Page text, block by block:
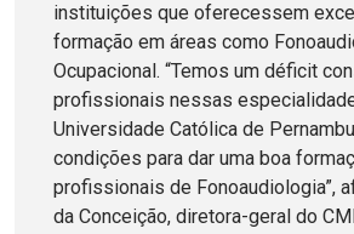
instituições que oferecessem
formação em áreas como
Ocupacional. “Temos um déficit
profissionais nessas
Universidade Católica de
condições para dar uma boa
profissionais de Fonoaudiologia”,
da Conceição, diretora-geral do